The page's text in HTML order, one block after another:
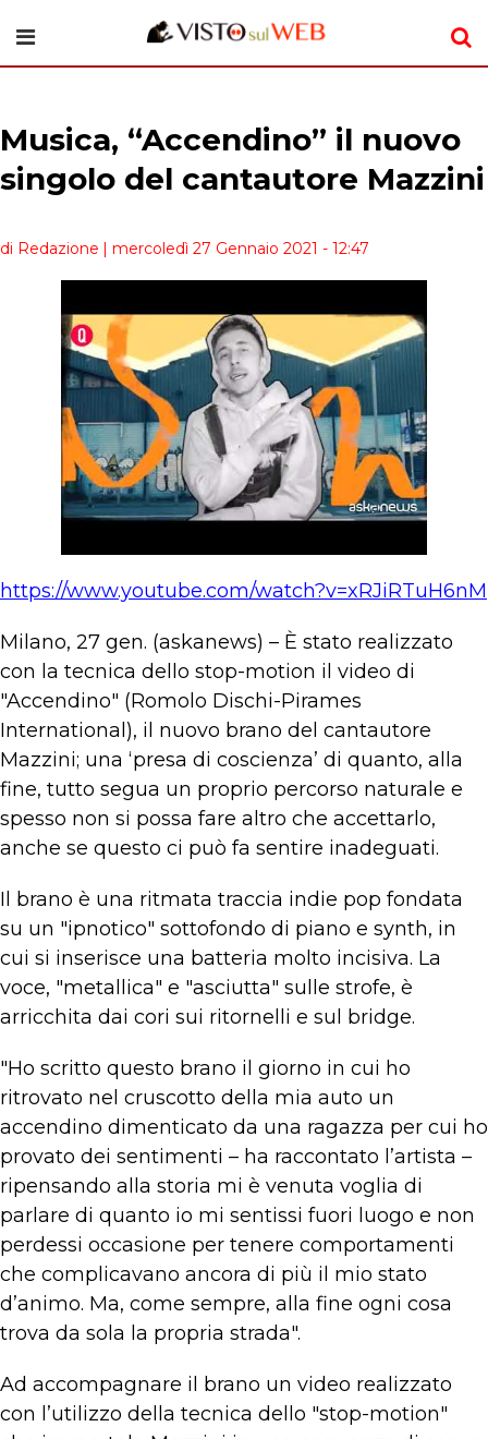
Musica, “Accendino” il nuovo
singolo del cantautore Mazzini
di Redazione | mercoledì 27 Gennaio 2021 - 12:47
https://www.youtube.com/watch?v=xRJiRTuH6nM
Milano, 27 gen. (askanews) – È stato realizzato
con la tecnica dello stop-motion il video di
"Accendino" (Romolo Dischi-Pirames
International), il nuovo brano del cantautore
Mazzini; una ‘presa di coscienza’ di quanto, alla
fine, tutto segua un proprio percorso naturale e
spesso non si possa fare altro che accettarlo,
anche se questo ci può fa sentire inadeguati.
Il brano è una ritmata traccia indie pop fondata
su un "ipnotico" sottofondo di piano e synth, in
cui si inserisce una batteria molto incisiva. La
voce, "metallica" e "asciutta" sulle strofe, è
arricchita dai cori sui ritornelli e sul bridge.
"Ho scritto questo brano il giorno in cui ho
ritrovato nel cruscotto della mia auto un
accendino dimenticato da una ragazza per cui ho
provato dei sentimenti – ha raccontato l’artista –
ripensando alla storia mi è venuta voglia di
parlare di quanto io mi sentissi fuori luogo e non
perdessi occasione per tenere comportamenti
che complicavano ancora di più il mio stato
d’animo. Ma, come sempre, alla fine ogni cosa
trova da sola la propria strada".
Ad accompagnare il brano un video realizzato
con l’utilizzo della tecnica dello "stop-motion"